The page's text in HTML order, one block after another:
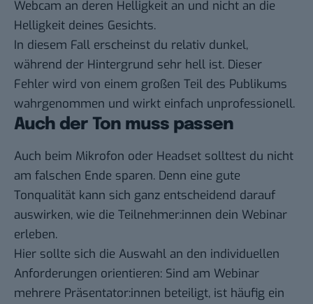
Webcam an deren Helligkeit an und nicht an die
Helligkeit deines Gesichts.
In diesem Fall erscheinst du relativ dunkel,
während der Hintergrund sehr hell ist. Dieser
Fehler wird von einem großen Teil des Publikums
wahrgenommen und wirkt einfach unprofessionell.
Auch der Ton muss passen
Auch beim Mikrofon oder Headset solltest du nicht
am falschen Ende sparen. Denn eine gute
Tonqualität kann sich ganz entscheidend darauf
auswirken, wie die Teilnehmer:innen dein Webinar
erleben.
Hier sollte sich die Auswahl an den individuellen
Anforderungen orientieren: Sind am Webinar
mehrere Präsentator:innen beteiligt, ist häufig ein